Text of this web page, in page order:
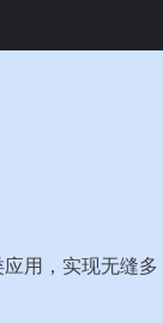
用，实现无缝多